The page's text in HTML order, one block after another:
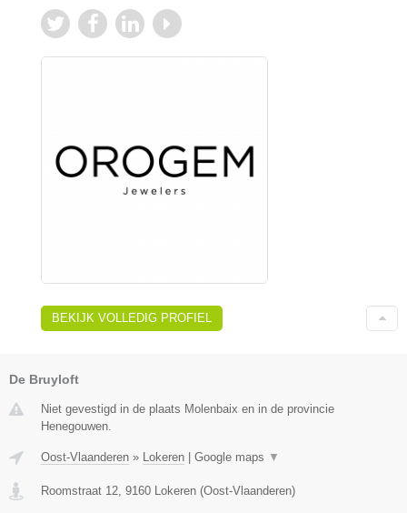
BEKIJK VOLLEDIG PROFIEL
De Bruyloft
Niet gevestigd in de plaats Molenbaix en in de provincie
Henegouwen.
Oost-Vlaanderen » Lokeren Google maps ▼
Roomstraat 12, 9160 Lokeren (Oost-Vlaanderen)